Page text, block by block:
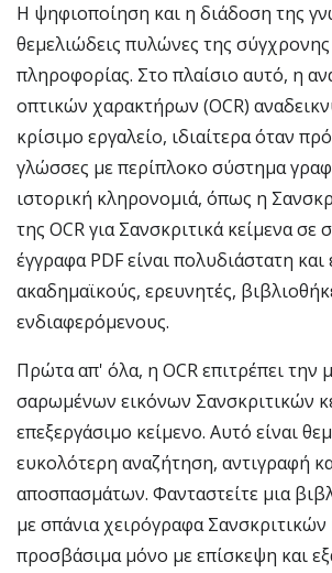
Η ψηφιοποίηση και η διάδοση της
θεμελιώδεις πυλώνες της
πληροφορίας. Στο πλαίσιο αυτό, η
οπτικών χαρακτήρων (OCR)
κρίσιμο εργαλείο, ιδιαίτερα όταν
γλώσσες με περίπλοκο σύστημα
ιστορική κληρονομιά, όπως η
της OCR για Σανσκριτικά κείμενα σε
έγγραφα PDF είναι πολυδιάστατη και
ακαδημαϊκούς, ερευνητές,
ενδιαφερόμενους.
Πρώτα απ' όλα, η OCR επιτρέπει την
σαρωμένων εικόνων Σανσκριτικών
επεξεργάσιμο κείμενο. Αυτό είναι
ευκολότερη αναζήτηση, αντιγραφή
αποσπασμάτων. Φανταστείτε μια
με σπάνια χειρόγραφα Σανσκριτικών
προσβάσιμα μόνο με επίσκεψη και